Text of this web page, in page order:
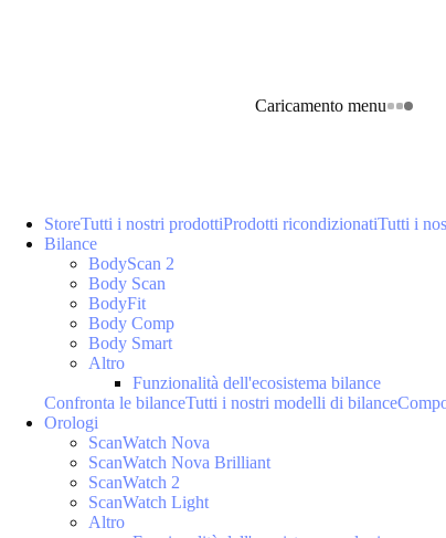
Caricamento menu
StoreTutti i nostri prodottiProdotti ricondizionatiTutti i
Bilance
BodyScan 2
Body Scan
BodyFit
Body Comp
Body Smart
Altro
Funzionalità dell'ecosistema bilance
Confronta le bilanceTutti i nostri modelli di bilance
Orologi
ScanWatch Nova
ScanWatch Nova Brilliant
ScanWatch 2
ScanWatch Light
Altro